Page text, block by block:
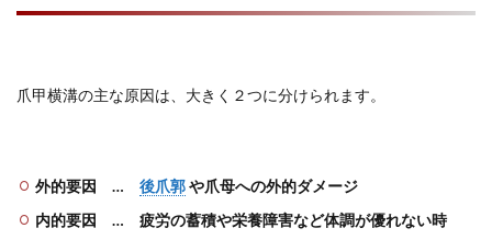
爪甲横溝の主な原因は、大きく２つに分けられます。
外的要因 … 後爪郭や爪母への外的ダメージ
内的要因 … 疲労の蓄積や栄養障害など体調が優れない時